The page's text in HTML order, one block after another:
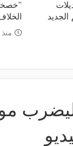
الجديد
ليضرب